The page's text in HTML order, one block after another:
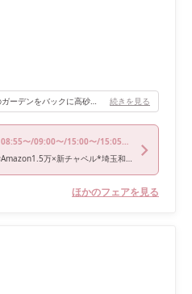
一年前にリニューアルしたばかりのガーデンをバックに高砂を配置してもらいました！ 一面ガラスで天井も高く、 とても開放感があります！ ゲストの人数が多かったのですが狭さは感じず広々としていました。 続きを見る
08:55〜/09:00〜/15:00〜/15:05〜/18:00〜
【お盆special】初見学Amazon1.5万×新チャペル*埼玉和牛試食付
ほかのフェアを見る